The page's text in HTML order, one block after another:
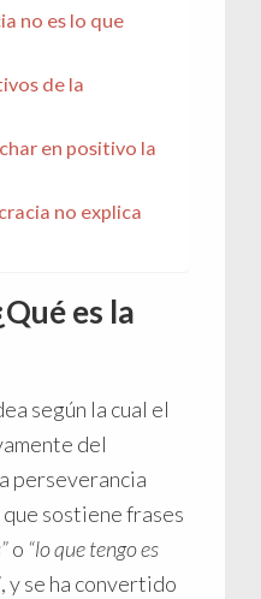
no es lo que
de la
en positivo la
no explica
es la
según la cual el
del
perseverancia
sostiene frases
o “lo que tengo es
, y se ha convertido